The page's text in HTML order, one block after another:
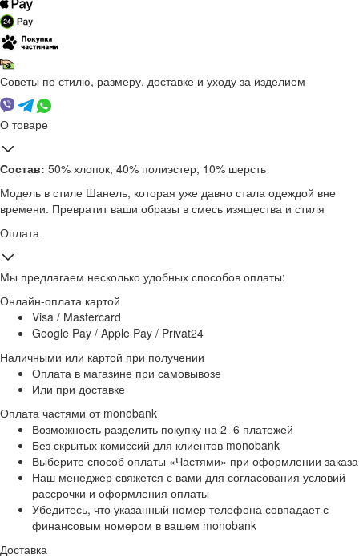
Советы по стилю, размеру, доставке и уходу за изделием
О товаре
Состав: 50% хлопок, 40% полиэстер, 10% шерсть
Модель в стиле Шанель, которая уже давно стала одеждой вне
времени. Превратит ваши образы в смесь изящества и стиля
Оплата
Мы предлагаем несколько удобных способов оплаты:
Онлайн-оплата картой
Visa / Mastercard
Google Pay / Apple Pay / Privat24
Наличными или картой при получении
Оплата в магазине при самовывозе
Или при доставке
Оплата частями от monobank
Возможность разделить покупку на 2–6 платежей
Без скрытых комиссий для клиентов monobank
Выберите способ оплаты «Частями» при оформлении заказа
Наш менеджер свяжется с вами для согласования условий
рассрочки и оформления оплаты
Убедитесь, что указанный номер телефона совпадает с
финансовым номером в вашем monobank
Доставка